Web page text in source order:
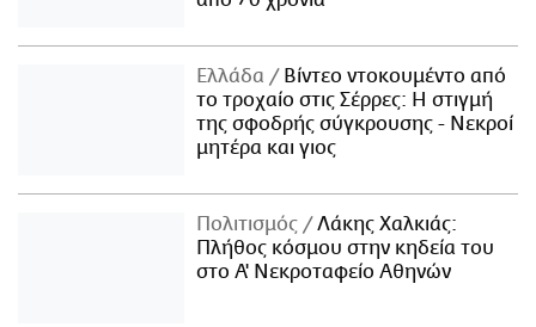
Ελλάδα
Βίντεο ντοκουμέντο από
το τροχαίο στις Σέρρες: Η στιγμή
της σφοδρής σύγκρουσης - Νεκροί
μητέρα και γιος
Πολιτισμός
Λάκης Χαλκιάς:
Πλήθος κόσμου στην κηδεία του
στο Α' Νεκροταφείο Αθηνών